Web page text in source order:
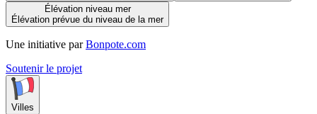
Élévation niveau mer
Élévation prévue du niveau de la mer
Une initiative par Bonpote.com
Soutenir le projet
Villes